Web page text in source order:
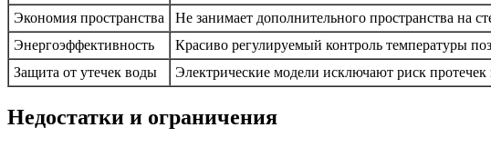
Экономия пространства
Не занимает дополнительного пространства на
Энергоэффективность
Красиво регулируемый контроль температуры
Защита от утечек воды
Электрические модели исключают риск
Недостатки и ограничения